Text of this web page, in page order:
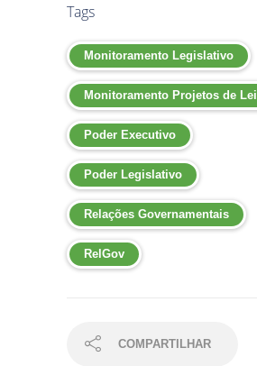
Tags
Monitoramento Legislativo
Monitoramento Projetos de Lei
Poder Executivo
Poder Legislativo
Relações Governamentais
RelGov
COMPARTILHAR